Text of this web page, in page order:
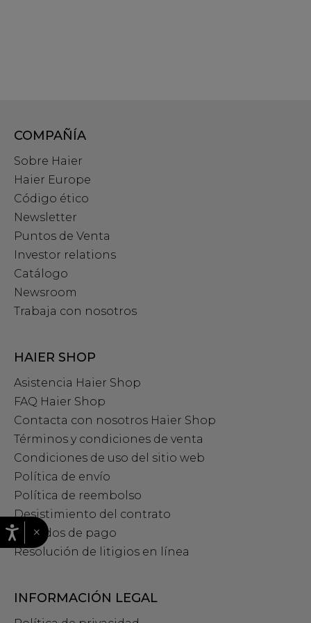
COMPAÑÍA
Sobre Haier
Haier Europe
Código ético
Newsletter
Puntos de Venta
Investor relations
Catálogo
Newsroom
Trabaja con nosotros
HAIER SHOP
Asistencia Haier Shop
FAQ Haier Shop
Contacta con nosotros Haier Shop
Términos y condiciones de venta
Condiciones de uso del sitio web
Política de envío
Política de reembolso
Desistimiento del contrato
Métodos de pago
Resolución de litigios en línea
INFORMACIÓN LEGAL
×